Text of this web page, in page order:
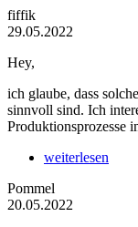
fiffik
29.05.2022
Hey,
ich glaube, dass
sinnvoll sind. Ich
Produktionsprozesse
weiterlesen
Pommel
20.05.2022